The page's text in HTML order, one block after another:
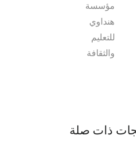
مؤسسة
هنداوي
للتعليم
والثقافة
ذات صلة